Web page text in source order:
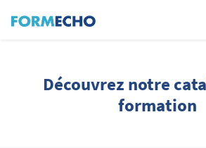
Découvrez notre
formation